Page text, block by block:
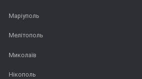
Маріуполь
Мелітополь
Миколаїв
Нікополь